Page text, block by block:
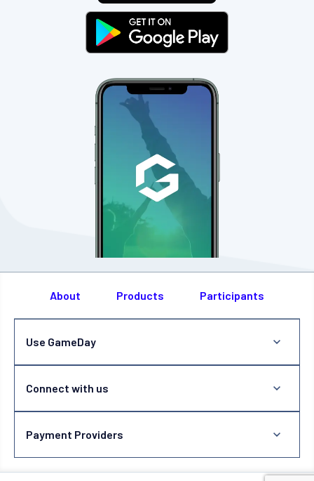
About Products Participants
Use GameDay
Connect with us
Payment Providers